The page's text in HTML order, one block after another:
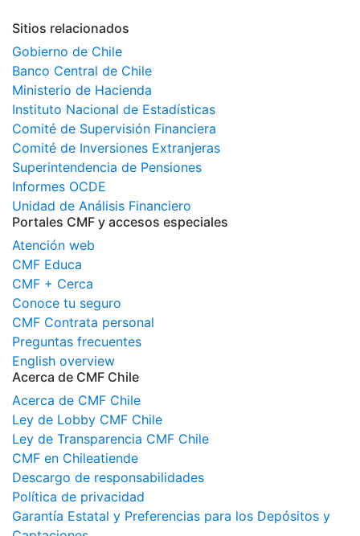
Sitios relacionados
Gobierno de Chile
Banco Central de Chile
Ministerio de Hacienda
Instituto Nacional de Estadísticas
Comité de Supervisión Financiera
Comité de Inversiones Extranjeras
Superintendencia de Pensiones
Informes OCDE
Unidad de Análisis Financiero
Portales CMF y accesos especiales
Atención web
CMF Educa
CMF + Cerca
Conoce tu seguro
CMF Contrata personal
Preguntas frecuentes
English overview
Acerca de CMF Chile
Acerca de CMF Chile
Ley de Lobby CMF Chile
Ley de Transparencia CMF Chile
CMF en Chileatiende
Descargo de responsabilidades
Política de privacidad
Garantía Estatal y Preferencias para los Depósitos y